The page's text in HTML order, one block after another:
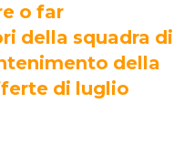
o far
della squadra di
della
di luglio